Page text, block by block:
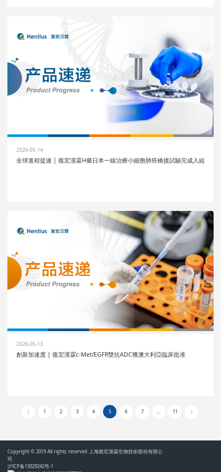
2026-05-14
全球進程提速 | 復宏漢霖H藥日本一線治療小細胞肺癌橋接試驗完成入組
2026-05-13
創新加速度 | 復宏漢霖c-Met/EGFR雙抗ADC獲澳大利亞臨床批准
1 2 3 4 5 6 7 ... 11
Copyright © 2019 All rights reserved 上海復宏漢霖生物技術股份有限公
司
沪ICP备13029242号-1